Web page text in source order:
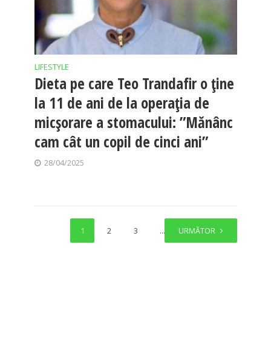
LIFESTYLE
Dieta pe care Teo Trandafir o ține
la 11 de ani de la operația de
micșorare a stomacului: ”Mănânc
cam cât un copil de cinci ani”
28/04/2025
1 2 3 … 31
URMĂTOR